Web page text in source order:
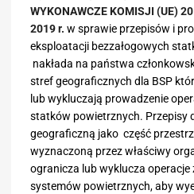
WYKONAWCZE KOMISJI (UE)
2019 r. w sprawie przepisów i
eksploatacji bezzałogowych
nakłada na państwa
stref geograficznych dla BSP
lub wykluczają prowadzenie
statków powietrznych. Przepisy
geograficzną jako część
wyznaczoną przez właściwy
ogranicza lub wyklucza operacje
systemów powietrznych, aby